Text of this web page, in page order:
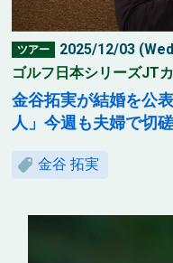
ツアー
2025/12/03
ゴルフ日本シリーズJT
金谷拓実が結婚を公
人」今週も夫婦で切
金谷 拓実